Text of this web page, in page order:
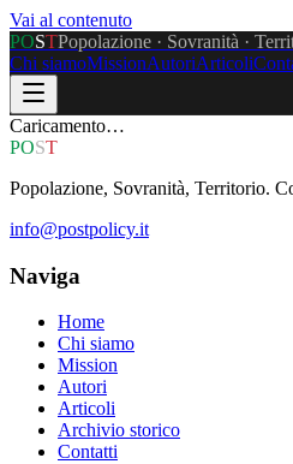
Vai al contenuto
POSTPopolazione · Sovranità ·
Chi siamoMissionAutoriArticoli
Caricamento…
POST
Popolazione, Sovranità, Territorio.
info@postpolicy.it
Naviga
Home
Chi siamo
Mission
Autori
Articoli
Archivio storico
Contatti